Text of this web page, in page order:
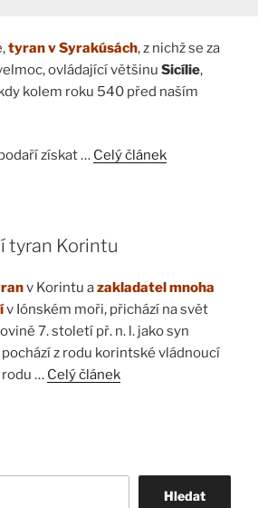
tyran v Syrakúsách, z nichž se za
ovládající většinu Sicílie,
kolem roku 540 před naším
získat … Celý článek
tyran Korintu
v Korintu azakladatel mnoha
v Iónském moři, přichází na svět
7. století př. n. l. jako syn
pochází z rodu korintské vládnoucí
rodu … Celý článek
Hledat